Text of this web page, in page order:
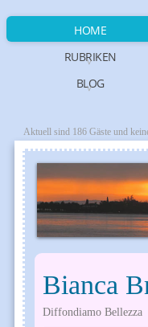
HOME
RUBRIKEN
BLOG
Aktuell sind 186 Gäste und
Bianca
Diffondiamo Bellezza